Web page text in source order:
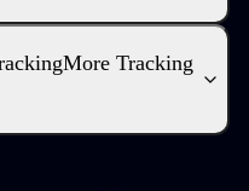
Tracking